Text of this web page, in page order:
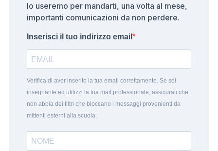
lo useremo per mandarti, una volta al mese,
importanti comunicazioni da non perdere.
Inserisci il tuo indirizzo email
Verifica di aver inserito la tua email correttamente. Se sei
insegnante ed utilizzi la tua mail professionale, assicurati che
non abbia dei filtri che bloccano i messaggi provenienti da
mittenti esterni alla scuola.